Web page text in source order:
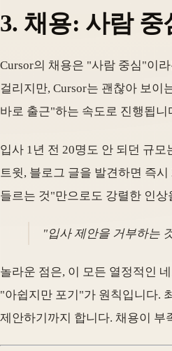
3. 채용: 사람
Cursor의 채용은 "사람 중심"이
걸리지만, Cursor는 괜찮아 보이
바로 출근"하는 속도로 진행됩니
입사 1년 전 20명도 안 되던 규
트윗, 블로그 글을 발견하면 즉
들르는 것"만으로도 강렬한 인
"입사 제안을 거부하는
놀라운 점은, 이 모든 열정적인
"아쉽지만 포기"가 원칙입니다.
제안하기까지 합니다. 채용이 부